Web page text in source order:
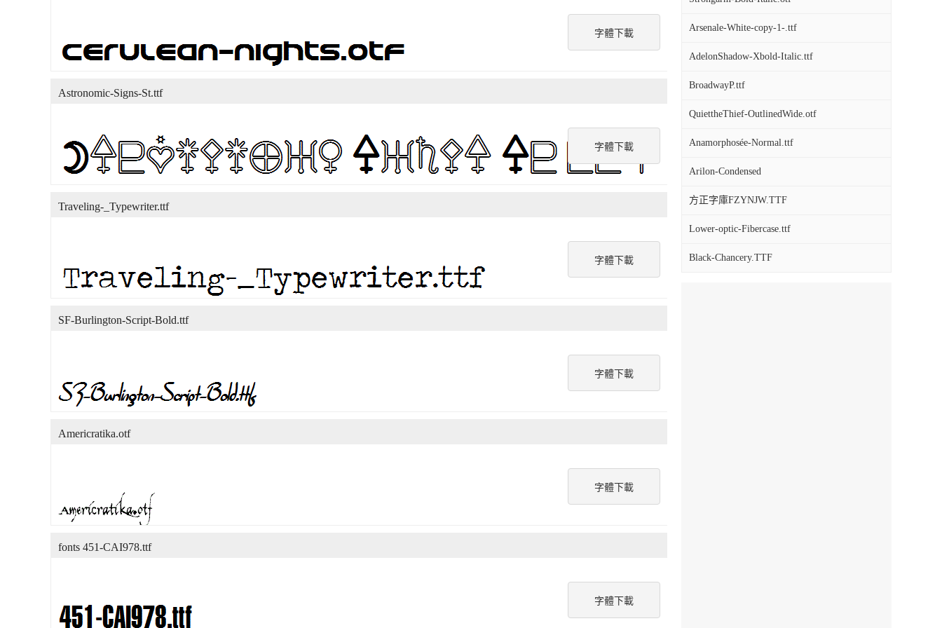
Arsenale-White-copy-1-.ttf
AdelonShadow-Xbold-Italic.ttf
BroadwayP.ttf
QuiettheThief-OutlinedWide.otf
Anamorphosée-Normal.ttf
Arilon-Condensed
方正字庫FZYNJW.TTF
Lower-optic-Fibercase.ttf
Black-Chancery.TTF
字體下載
字體下載
Astronomic-Signs-St.ttf
字體下載
Traveling-_Typewriter.ttf
字體下載
SF-Burlington-Script-Bold.ttf
字體下載
Americratika.otf
字體下載
fonts 451-CAI978.ttf